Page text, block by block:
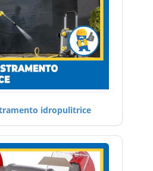
idropulitrice